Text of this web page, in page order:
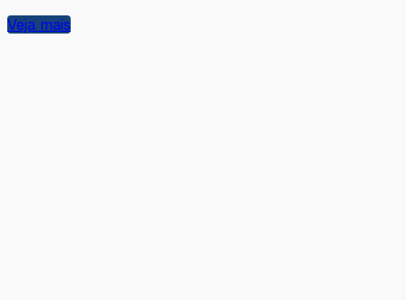
Veja mais